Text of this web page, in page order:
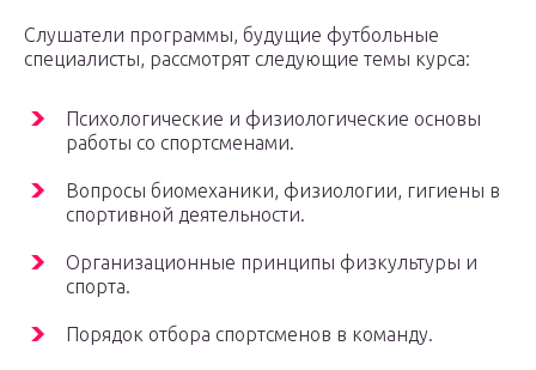
Слушатели программы, будущие футбольные
специалисты, рассмотрят следующие темы курса:
Психологические и физиологические основы
работы со спортсменами.
Вопросы биомеханики, физиологии, гигиены в
спортивной деятельности.
Организационные принципы физкультуры и
спорта.
Порядок отбора спортсменов в команду.